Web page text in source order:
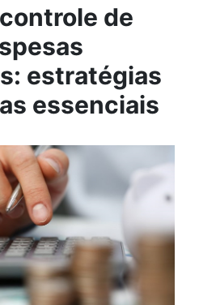
de
estratégias
essenciais